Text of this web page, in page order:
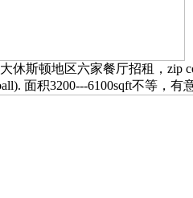
休斯顿地区六家餐厅招租，zip
面积3200---6100sqft不等，